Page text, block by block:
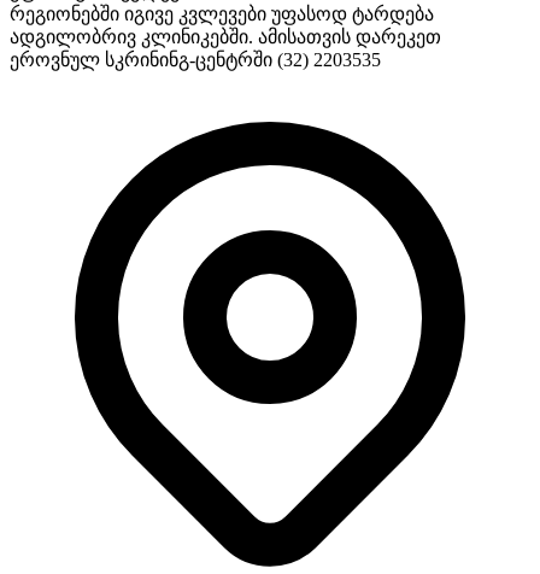
რეგიონებში იგივე კვლევები უფასოდ ტარდება
ადგილობრივ კლინიკებში. ამისათვის დარეკეთ
ეროვნულ სკრინინგ-ცენტრში (32) 2203535